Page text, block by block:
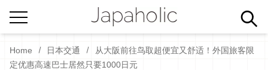
Home 日本交通
从大阪前往鸟取超便宜又舒适！外国旅客限
定优惠高速巴士居然只要1000日元